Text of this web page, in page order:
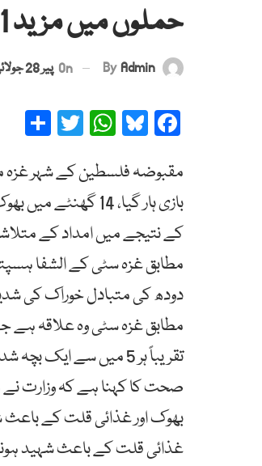
حملوں میں مزید 41 فلسطینی شہید
By Admin
On پیر 28 جولائی, 2025
Facebook
Bluesky
WhatsApp
مقبوضہ فلسطین کے شہر غزہ
مطابق غزہ سٹی کے الشفا
دودھ کی متبادل خوراک کی
مطابق غزہ سٹی وہ علاقہ ہے
تقریباً ہر 5 میں سے
بھوک اور غذائی قلت کے